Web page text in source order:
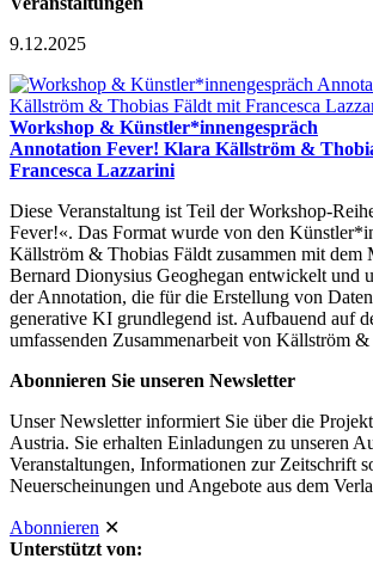
9.12.2025
Workshop & Künstler*innengespräch
Annotation Fever! Klara Källström &
Francesca Lazzarini
Diese Veranstaltung ist Teil der Workshop-
Fever!«. Das Format wurde von den
Källström & Thobias Fäldt zusammen mit dem
Bernard Dionysius Geoghegan entwickelt und
der Annotation, die für die Erstellung von
generative KI grundlegend ist. Aufbauend auf
umfassenden Zusammenarbeit von Källström
Abonnieren Sie unseren Newsletter
Unser Newsletter informiert Sie über die
Austria. Sie erhalten Einladungen zu unseren
Veranstaltungen, Informationen zur Zeitschrift
Neuerscheinungen und Angebote aus dem
Abonnieren ✕
Unterstützt von: